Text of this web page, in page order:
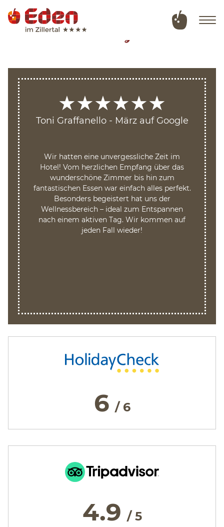
Deutsch English
Hotel
Rooms & offers
Wellness & natural swimming pond
Summer in Tux
Winter in Tuxertal
Zillertal
Blog
Ratings
★★★★★★
Toni Graffanello - März auf Google
Wir hatten eine unvergessliche Zeit im
Hotel! Vom herzlichen Empfang über das
wunderschöne Zimmer bis hin zum
fantastischen Essen war einfach alles perfekt.
Besonders begeistert hat uns der
Wellnessbereich – ideal zum Entspannen
nach einem aktiven Tag. Wir kommen auf
jeden Fall wieder!
Toni
Wir
nach
jeden
6 / 6
4.9 / 5